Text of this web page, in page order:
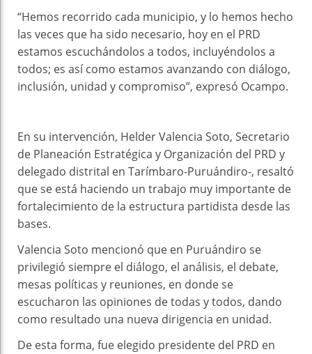
“Hemos recorrido cada municipio, y lo hemos hecho
las veces que ha sido necesario, hoy en el PRD
estamos escuchándolos a todos, incluyéndolos a
todos; es así como estamos avanzando con diálogo,
inclusión, unidad y compromiso”, expresó Ocampo.
En su intervención, Helder Valencia Soto, Secretario
de Planeación Estratégica y Organización del PRD y
delegado distrital en Tarímbaro-Puruándiro-, resaltó
que se está haciendo un trabajo muy importante de
fortalecimiento de la estructura partidista desde las
bases.
Valencia Soto mencionó que en Puruándiro se
privilegió siempre el diálogo, el análisis, el debate,
mesas políticas y reuniones, en donde se
escucharon las opiniones de todas y todos, dando
como resultado una nueva dirigencia en unidad.
De esta forma, fue elegido presidente del PRD en